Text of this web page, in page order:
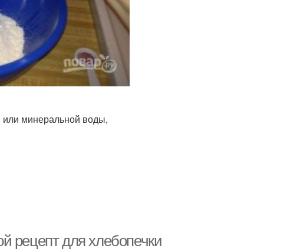
или минеральной воды,
рецепт для хлебопечки